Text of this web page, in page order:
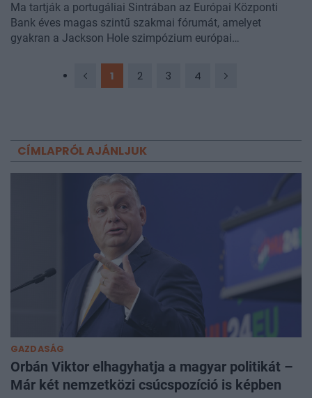
Ma tartják a portugáliai Sintrában az Európai Központi
Bank éves magas szintű szakmai fórumát, amelyet
gyakran a Jackson Hole szimpózium európai
az EKB, a Fed, az angol és a kamadai jegybank elnöke is
esedékes találkozó előtt. Az angol jegybank elnöke a
gazdasági lassulással indokolta, hogy az emelkedő
infláció ellenére sem emeltek kamatot.
1 2 3 4
CÍMLAPRÓL AJÁNLJUK
GAZDASÁG
Orbán Viktor elhagyhatja a magyar politikát –
Már két nemzetközi csúcspozíció is képben